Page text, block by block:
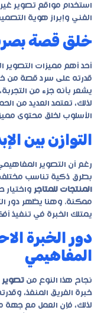
استخدام مواقع تصوير غير
الفني وإبراز هوية
خلق قصة
أحد أهم مميزات التصوير
قدرته على سرد قصة من
يشعر بأنه جزء من
لذلك، تعتمد العديد من
الأسلوب لخلق محتوى
التوازن بين
رغم أن التصوير
بطرق ذكية تناسب مختلف
المنتجات للمتاجر
ممكنة. وهنا يظهر دور
يمتلك الخبرة في تنفيذ
دور الخبرة
المفاهيمي
نجاح هذا النوع من تصوير
خبرة الفريق المنفذ،
لذلك، فإن العمل مع